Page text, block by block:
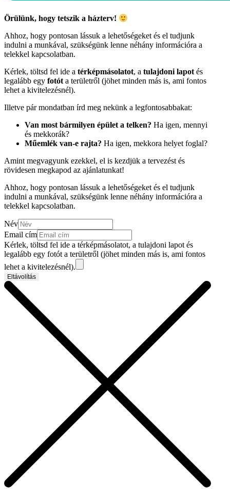
Örülünk, hogy tetszik a házterv!
Ahhoz, hogy pontosan lássuk a lehetőségeket és el tudjunk
indulni a munkával, szükségünk lenne néhány információra a
telekkel kapcsolatban.
Kérlek, töltsd fel ide a térképmásolatot, a tulajdoni lapot és
legalább egy fotót a területről (jöhet minden más is, ami fontos
lehet a kivitelezésnél).
Illetve pár mondatban írd meg nekünk a legfontosabbakat:
Van most bármilyen épület a telken? Ha igen, mennyi
és mekkorák?
Műemlék van-e rajta? Ha igen, mekkora helyet foglal?
Amint megvagyunk ezekkel, el is kezdjük a tervezést és
rövidesen megkapod az ajánlatunkat!
Ahhoz, hogy pontosan lássuk a lehetőségeket és el tudjunk
indulni a munkával, szükségünk lenne néhány információra a
telekkel kapcsolatban.
Név
Email cím
Kérlek, töltsd fel ide a térképmásolatot, a tulajdoni lapot és
legalább egy fotót a területről (jöhet minden más is, ami fontos
lehet a kivitelezésnél).
Eltávolítás